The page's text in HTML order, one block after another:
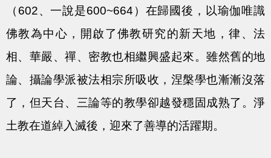
（602、一說是600~664）在歸國後，以瑜伽唯識
佛教為中心，開啟了佛教研究的新天地，律、法
相、華嚴、禪、密教也相繼興盛起來。雖然舊的地
論、攝論學派被法相宗所吸收，涅槃學也漸漸沒落
了，但天台、三論等的教學卻越發穩固成熟了。淨
土教在道綽入滅後，迎來了善導的活躍期。